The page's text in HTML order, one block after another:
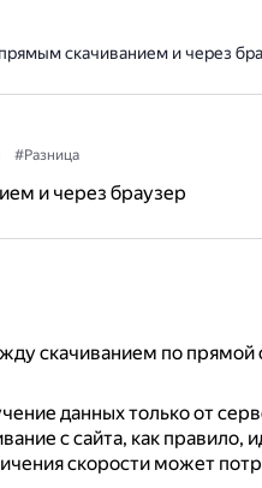
скачиванием и через
#Разница
и через браузер
скачиванием по прямой
данных только от
с сайта, как правило,
скорости может